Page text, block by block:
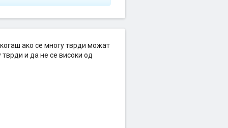
ако се многу тврди можат
и да не се високи од